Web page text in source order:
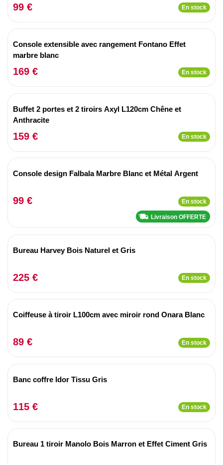
99 € En stock
Console extensible avec rangement Fontano Effet
marbre blanc
169 € En stock
Buffet 2 portes et 2 tiroirs Axyl L120cm Chêne et
Anthracite
159 € En stock
Console design Falbala Marbre Blanc et Métal Argent
99 € En stock
Livraison OFFERTE
Bureau Harvey Bois Naturel et Gris
225 € En stock
Coiffeuse à tiroir L100cm avec miroir rond Onara Blanc
89 € En stock
Banc coffre Idor Tissu Gris
115 € En stock
Bureau 1 tiroir Manolo Bois Marron et Effet Ciment Gris